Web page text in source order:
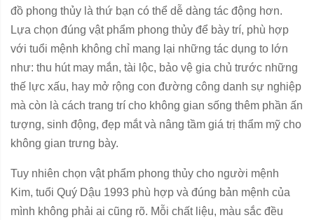
đồ phong thủy là thứ bạn có thể dễ dàng tác động hơn.
Lựa chọn đúng vật phẩm phong thủy để bày trí, phù hợp
với tuổi mệnh không chỉ mang lại những tác dụng to lớn
như: thu hút may mắn, tài lộc, bảo vệ gia chủ trước những
thế lực xấu, hay mở rộng con đường công danh sự nghiệp
mà còn là cách trang trí cho không gian sống thêm phần ấn
tượng, sinh động, đẹp mắt và nâng tầm giá trị thẩm mỹ cho
không gian trưng bày.
Tuy nhiên chọn vật phẩm phong thủy cho người mệnh
Kim, tuổi Quý Dậu 1993 phù hợp và đúng bản mệnh của
mình không phải ai cũng rõ. Mỗi chất liệu, màu sắc đều